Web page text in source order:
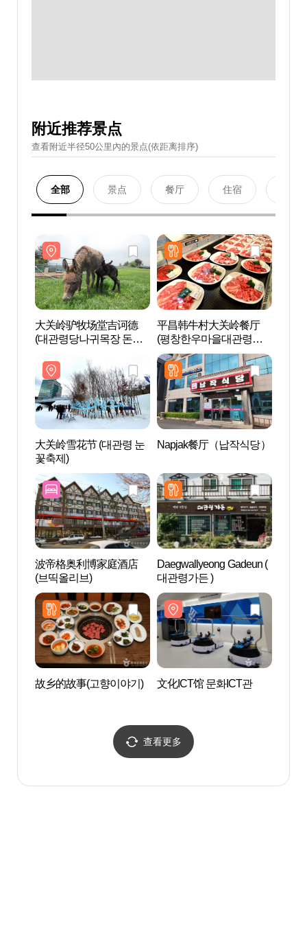
附近推荐景点
查看附近半径50公里內的景点(依距离排序)
全部 景点 餐厅 住宿
大关岭驴牧场堂吉诃德
(대관령당나귀목장 돈키
平昌韩牛村大关岭餐厅
(평창한우마을대관령식
당)
大关岭雪花节 (대관령 눈
꽃축제)
Napjak餐厅（납작식당）
波帝格奥利博家庭酒店
(브띡올리브)
Daegwallyeong Gadeun (
대관령가든 )
故乡的故事(고향이야기) 文化ICT馆 문화ICT관
查看更多